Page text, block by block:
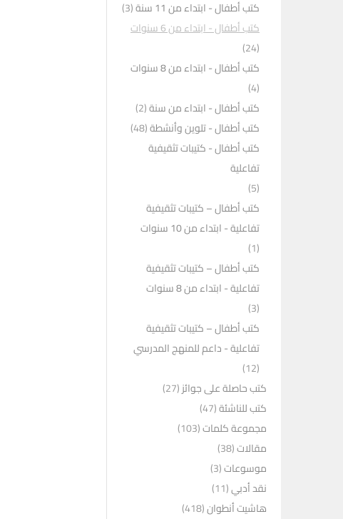
كتب أطفال - ابتداء من 11 سنة
(3)
كتب أطفال - ابتداء من 6 سنوات
(24)
كتب أطفال - ابتداء من 8 سنوات
(4)
كتب أطفال - ابتداء من سنة(2)
كتب أطفال - تلوين وأنشطة(48)
كتب أطفال - كتيبات تثقيفية
تفاعلية
(5)
كتب أطفال – كتيبات تثقيفية
تفاعلية - ابتداء من 10 سنوات
(1)
كتب أطفال – كتيبات تثقيفية
تفاعلية - ابتداء من 8 سنوات
(3)
كتب أطفال – كتيبات تثقيفية
تفاعلية - داعم للمنهج المدرسي
(12)
كتب حاصلة على جوائز(27)
كتب للناشئة(47)
مجموعة كلمات(103)
مقالات(38)
موسوعات(3)
نقد أدبي(11)
هاشيت أنطوان(418)